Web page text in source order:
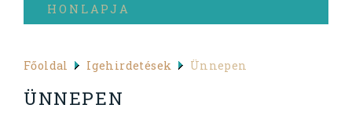
HONLAPJA
Főoldal Igehirdetések Ünnepen
ÜNNEPEN